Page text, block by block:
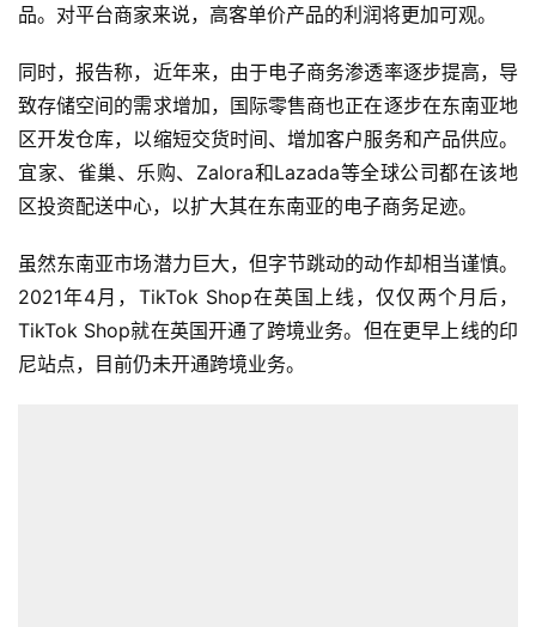
品。对平台商家来说，高客单价产品的利润将更加可观。
同时，报告称，近年来，由于电子商务渗透率逐步提高，导
致存储空间的需求增加，国际零售商也正在逐步在东南亚地
区开发仓库，以缩短交货时间、增加客户服务和产品供应。
宜家、雀巢、乐购、Zalora和Lazada等全球公司都在该地
区投资配送中心，以扩大其在东南亚的电子商务足迹。
虽然东南亚市场潜力巨大，但字节跳动的动作却相当谨慎。
2021年4月，TikTok Shop在英国上线，仅仅两个月后，
TikTok Shop就在英国开通了跨境业务。但在更早上线的印
尼站点，目前仍未开通跨境业务。